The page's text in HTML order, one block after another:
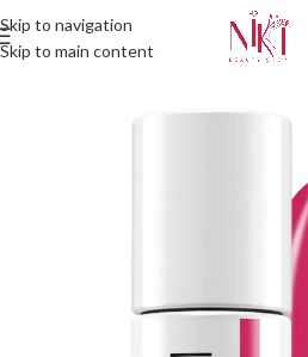
Skip to navigation
Skip to main content